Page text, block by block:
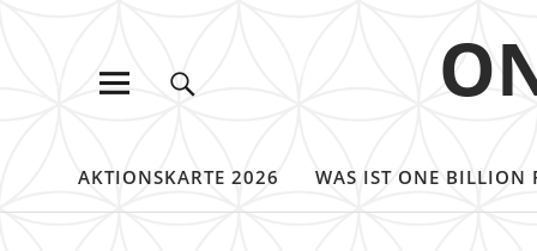
AKTIONSKARTE 2026 WAS IST ONE BILLION